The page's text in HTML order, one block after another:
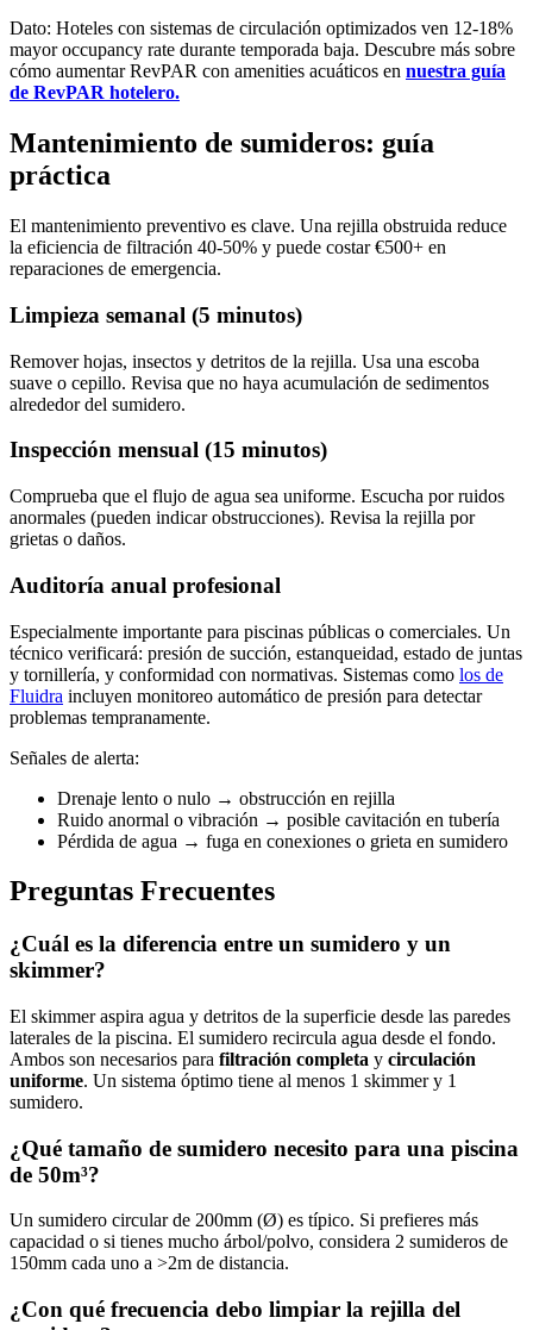
Dato: Hoteles con sistemas de circulación optimizados ven 12-18%
mayor occupancy rate durante temporada baja. Descubre más sobre
cómo aumentar RevPAR con amenities acuáticos en nuestra guía
de RevPAR hotelero.
Mantenimiento de sumideros: guía
práctica
El mantenimiento preventivo es clave. Una rejilla obstruida reduce
la eficiencia de filtración 40-50% y puede costar €500+ en
reparaciones de emergencia.
Limpieza semanal (5 minutos)
Remover hojas, insectos y detritos de la rejilla. Usa una escoba
suave o cepillo. Revisa que no haya acumulación de sedimentos
alrededor del sumidero.
Inspección mensual (15 minutos)
Comprueba que el flujo de agua sea uniforme. Escucha por ruidos
anormales (pueden indicar obstrucciones). Revisa la rejilla por
grietas o daños.
Auditoría anual profesional
Especialmente importante para piscinas públicas o comerciales. Un
técnico verificará: presión de succión, estanqueidad, estado de juntas
y tornillería, y conformidad con normativas. Sistemas como los de
Fluidra incluyen monitoreo automático de presión para detectar
problemas tempranamente.
Señales de alerta:
Drenaje lento o nulo → obstrucción en rejilla
Ruido anormal o vibración → posible cavitación en tubería
Pérdida de agua → fuga en conexiones o grieta en sumidero
Preguntas Frecuentes
¿Cuál es la diferencia entre un sumidero y un
skimmer?
El skimmer aspira agua y detritos de la superficie desde las paredes
laterales de la piscina. El sumidero recircula agua desde el fondo.
Ambos son necesarios para filtración completa y circulación
uniforme. Un sistema óptimo tiene al menos 1 skimmer y 1
sumidero.
¿Qué tamaño de sumidero necesito para una piscina
de 50m³?
Un sumidero circular de 200mm (Ø) es típico. Si prefieres más
capacidad o si tienes mucho árbol/polvo, considera 2 sumideros de
150mm cada uno a >2m de distancia.
¿Con qué frecuencia debo limpiar la rejilla del